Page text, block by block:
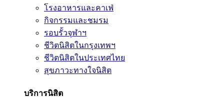
โรงอาหารและคาเฟ่
กิจกรรมและชมรม
รอบรั้วจุฬาฯ
ชีวิตนิสิตในกรุงเทพฯ
ชีวิตนิสิตในประเทศไทย
สุขภาวะทางใจนิสิต
บริการนิสิต